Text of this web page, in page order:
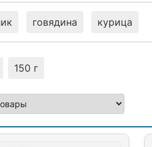
говядина курица
150 г